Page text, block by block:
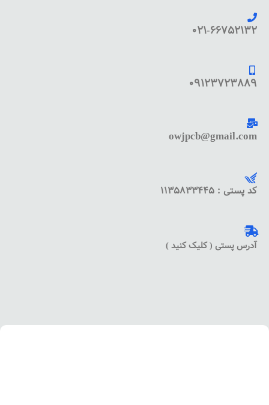
021-66752132
09123723889
owjpcb@gmail.com
کد پستی : 1135833445
آدرس پستی ( کلیک کنید )